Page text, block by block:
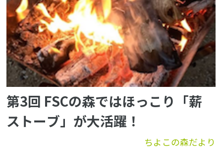
ちよこの森だより
第3回 FSCの森ではほっこり「薪
ストーブ」が大活躍！